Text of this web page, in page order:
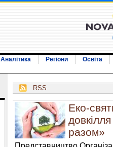
Аналітика Регіони
Освіта
RSS
Еко-
разом»